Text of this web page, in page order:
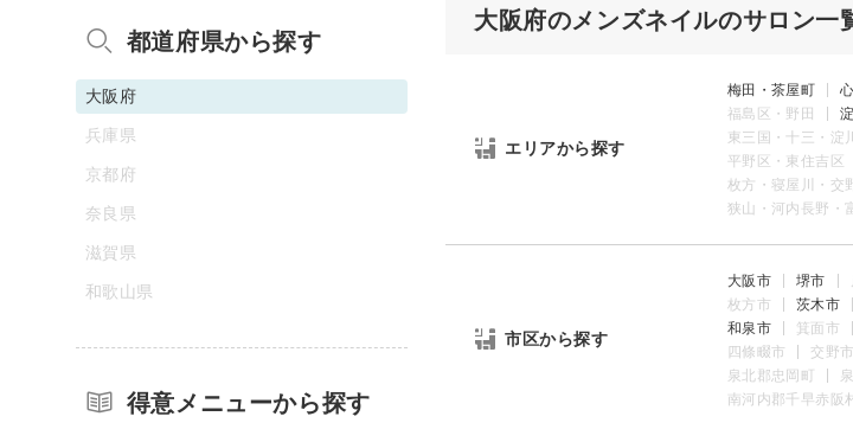
大阪府のメンズネイルのサロン一
エリアから探す
梅田・茶屋町
福島区・野田
東三国・十三・淀
平野区・東住吉区
枚方・寝屋川・交
狭山・河内長野・
市区から探す
大阪市 堺市
枚方市
茨木市
和泉市
箕面市
四條畷市
交野市
泉北郡忠岡町
南河内郡千早赤阪村
都道府県から探す
大阪府
兵庫県
京都府
奈良県
滋賀県
和歌山県
得意メニューから探す